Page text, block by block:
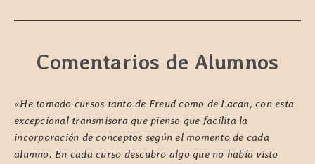
Comentarios de Alumnos
«He tomado cursos tanto de Freud como de Lacan, con esta
excepcional transmisora que pienso que facilita la
incorporación de conceptos según el momento de cada
alumno. En cada curso descubro algo que no había visto